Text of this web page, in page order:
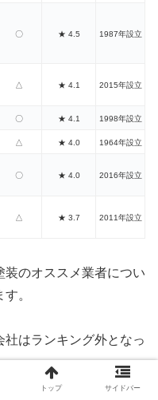
〇 ★ 4.5 1987年設立
△ ★ 4.1 2015年設立
〇 ★ 4.1 1998年設立
△ ★ 4.0 1964年設立
〇 ★ 4.0 2016年設立
△ ★ 3.7 2011年設立
装のオススメ業者につい
。
はランキング外となっ
トップ サイドバー